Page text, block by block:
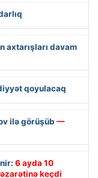
axtarışları davam
qoyulacaq
ilə görüşüb —
6 ayda 10
keçdi